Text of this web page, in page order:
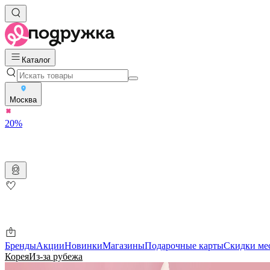
Каталог
Москва
20%
БрендыАкцииНовинкиМагазиныПодарочные картыСкидки
КореяИз-за рубежа